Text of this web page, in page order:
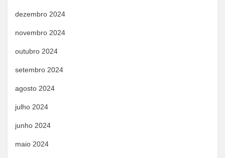
dezembro 2024
novembro 2024
outubro 2024
setembro 2024
agosto 2024
julho 2024
junho 2024
maio 2024